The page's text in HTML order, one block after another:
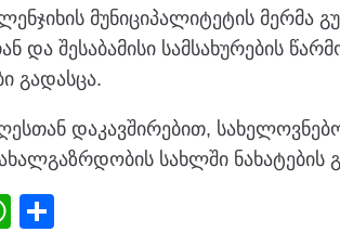
მუნიციპალიტეტის მერმა
და შესაბამისი სამსახურების
გადასცა.
დაკავშირებით,
სახლში ნახატების
W